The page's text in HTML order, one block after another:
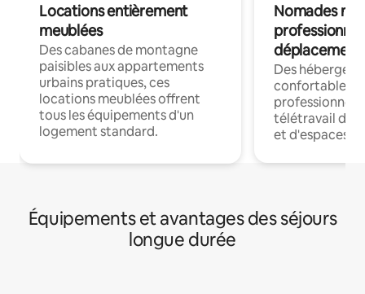
Locations entièrement
meublées
Des cabanes de montagne
paisibles aux appartements
urbains pratiques, ces
locations meublées offrent
tous les équipements d'un
logement standard.
Nomades
déplacement
Des
confortables
professionnels
télétravail
et d'espaces
Équipements et avantages des séjours
longue durée